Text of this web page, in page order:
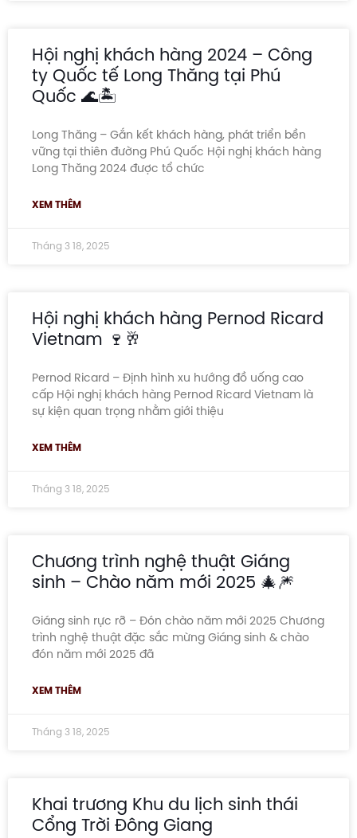
Hội nghị khách hàng 2024 – Công
ty Quốc tế Long Thăng tại Phú
Quốc 🌊🏝️
Long Thăng – Gắn kết khách hàng, phát triển bền
vững tại thiên đường Phú Quốc Hội nghị khách hàng
Long Thăng 2024 được tổ chức
XEM THÊM
Tháng 3 18, 2025
Hội nghị khách hàng Pernod Ricard
Vietnam 🍷🥂
Pernod Ricard – Định hình xu hướng đồ uống cao
cấp Hội nghị khách hàng Pernod Ricard Vietnam là
sự kiện quan trọng nhằm giới thiệu
XEM THÊM
Tháng 3 18, 2025
Chương trình nghệ thuật Giáng
sinh – Chào năm mới 2025 🎄🎆
Giáng sinh rực rỡ – Đón chào năm mới 2025 Chương
trình nghệ thuật đặc sắc mừng Giáng sinh & chào
đón năm mới 2025 đã
XEM THÊM
Tháng 3 18, 2025
Khai trương Khu du lịch sinh thái
Cổng Trời Đông Giang